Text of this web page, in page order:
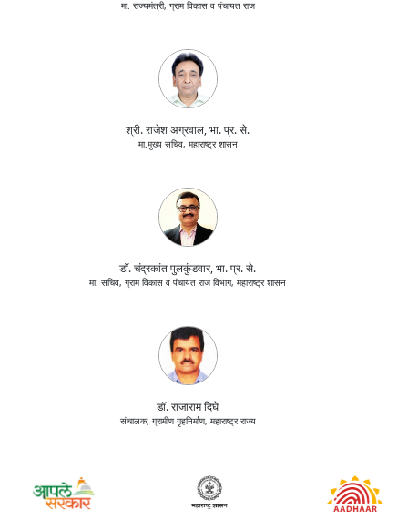
मा. राज्यमंत्री, ग्राम विकास व पंचायत राज
श्री. राजेश अग्रवाल, भा. प्र. से.
मा.मुख्य सचिव, महाराष्ट्र शासन
डॉ. चंद्रकांत पुलकुंडवार, भा. प्र. से.
मा. सचिव, ग्राम विकास व पंचायत राज विभाग, महाराष्ट्र शासन
डॉ. राजाराम दिघे
संचालक, ग्रामीण गृहनिर्माण, महाराष्ट्र राज्य